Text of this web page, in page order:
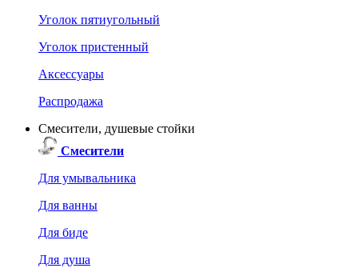
Уголок пятиугольный
Уголок пристенный
Аксессуары
Распродажа
Смесители, душевые стойки
Смесители
Для умывальника
Для ванны
Для биде
Для душа